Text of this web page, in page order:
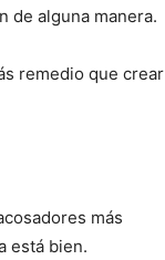
de alguna manera.
remedio que crear
más
está bien.